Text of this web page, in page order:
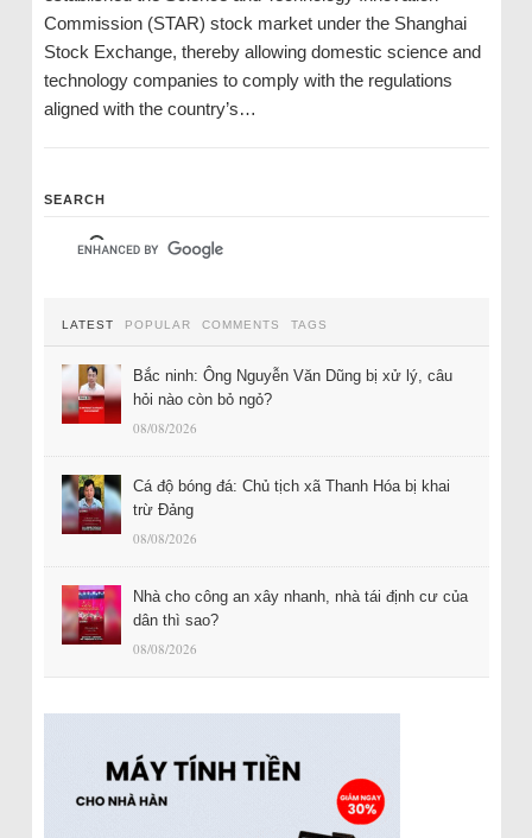
Commission (STAR) stock market under the Shanghai
Stock Exchange, thereby allowing domestic science and
technology companies to comply with the regulations
aligned with the country’s…
SEARCH
LATEST POPULAR COMMENTS TAGS
Bắc ninh: Ông Nguyễn Văn Dũng bị xử lý, câu
hỏi nào còn bỏ ngỏ?
08/08/2026
Cá độ bóng đá: Chủ tịch xã Thanh Hóa bị khai
trừ Đảng
08/08/2026
Nhà cho công an xây nhanh, nhà tái định cư của
dân thì sao?
08/08/2026